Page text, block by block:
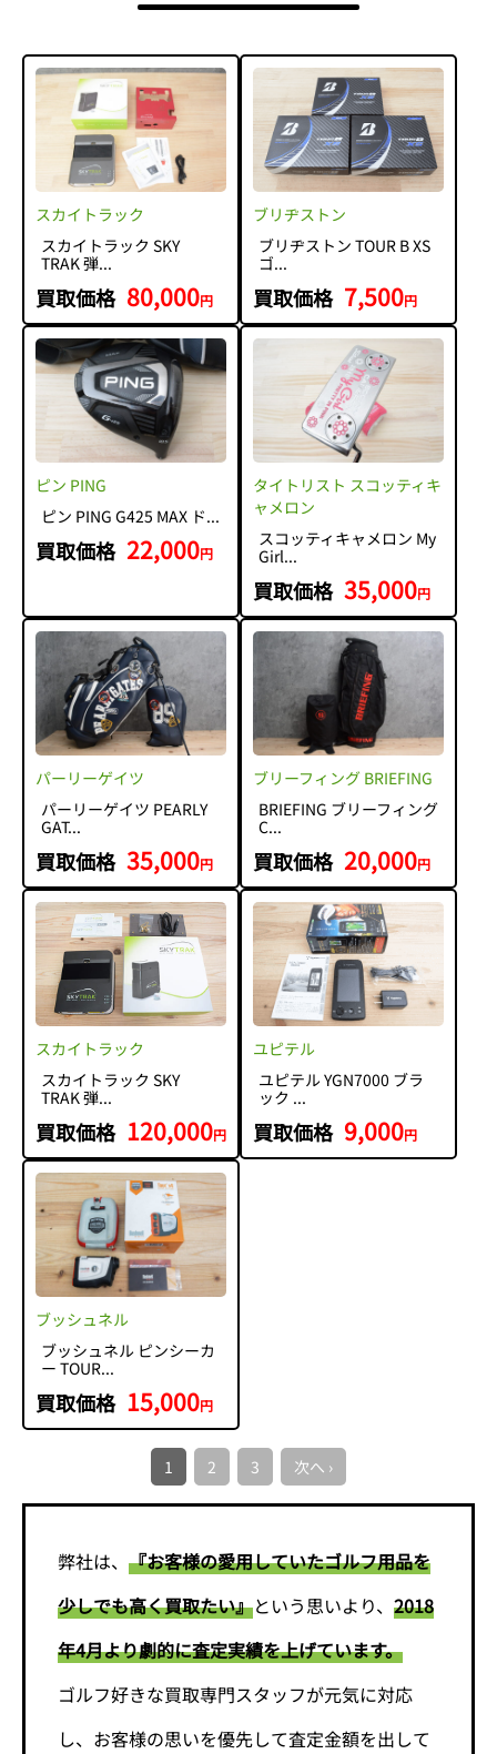
スカイトラック
スカイトラック SKY
TRAK 弾...
買取価格 80,000円
ブリヂストン
ブリヂストン TOUR B XS
ゴ...
買取価格 7,500円
ピン PING
ピン PING G425 MAX ド...
買取価格 22,000円
タイトリスト スコッティキ
ャメロン
スコッティキャメロン My
Girl...
買取価格 35,000円
パーリーゲイツ
パーリーゲイツ PEARLY
GAT...
買取価格 35,000円
ブリーフィング BRIEFING
BRIEFING ブリーフィング
C...
買取価格 20,000円
スカイトラック
スカイトラック SKY
TRAK 弾...
買取価格 120,000円
ユピテル
ユピテル YGN7000 ブラ
ック ...
買取価格 9,000円
ブッシュネル
ブッシュネル ピンシーカ
ー TOUR...
買取価格 15,000円
1 2 3 次へ ›
弊社は、『お客様の愛用していたゴルフ用品を
少しでも高く買取たい』という思いより、2018
年4月より劇的に査定実績を上げています。
ゴルフ好きな買取専門スタッフが元気に対応
し、お客様の思いを優先して査定金額を出して